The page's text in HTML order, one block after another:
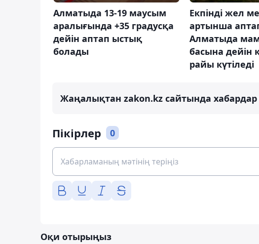
Алматыда 13-19 маусым
аралығында +35 градусқа
дейін аптап ыстық
болады
Екпінді жел
артынша
Алматыда
басына дейін
райы күтіледі
Жаңалықтан zakon.kz сайтында
Пікірлер 0
Оқи отырыңыз